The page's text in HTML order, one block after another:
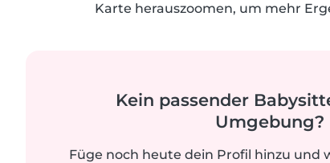
Karte herauszoomen, um mehr
Kein passender
Umgebung?
Füge noch heute dein Profil hinzu und